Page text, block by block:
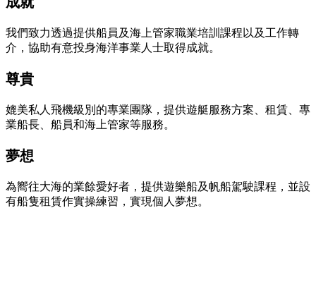
我們致力透過提供船員及海上管家職業培訓課程以及工作轉
介，協助有意投身海洋事業人士取得成就。
尊貴
媲美私人飛機級別的專業團隊，提供遊艇服務方案、租賃、專
業船長、船員和海上管家等服務。
夢想
為嚮往大海的業餘愛好者，提供遊樂船及帆船駕駛課程，並設
有船隻租賃作實操練習，實現個人夢想。